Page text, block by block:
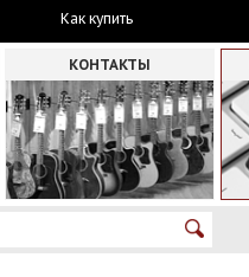
Как купить
КОНТАКТЫ